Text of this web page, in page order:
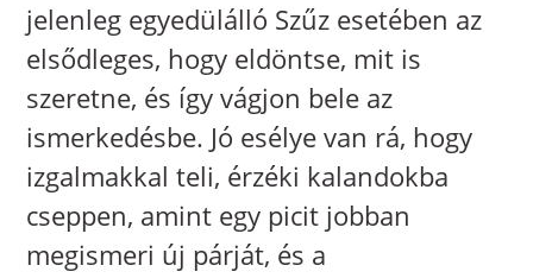
jelenleg egyedülálló Szűz esetében az
elsődleges, hogy eldöntse, mit is
szeretne, és így vágjon bele az
ismerkedésbe. Jó esélye van rá, hogy
izgalmakkal teli, érzéki kalandokba
cseppen, amint egy picit jobban
megismeri új párját, és a